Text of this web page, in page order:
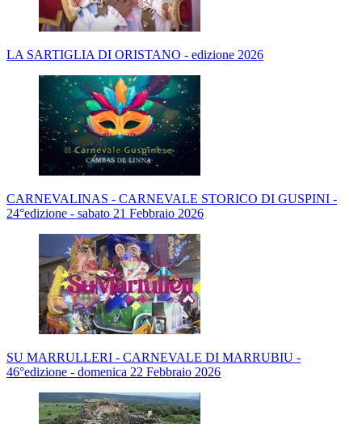
LA SARTIGLIA DI ORISTANO - edizione 2026
CARNEVALINAS - CARNEVALE STORICO DI GUSPINI -
24°edizione - sabato 21 Febbraio 2026
SU MARRULLERI - CARNEVALE DI MARRUBIU -
46°edizione - domenica 22 Febbraio 2026